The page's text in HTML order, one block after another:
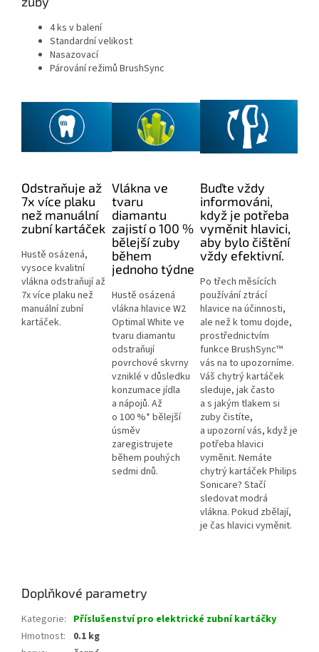
4 ks v balení
Standardní velikost
Nasazovací
Párování režimů BrushSync
Odstraňuje až
7x více plaku
než manuální
zubní kartáček
Hustě osázená,
vysoce kvalitní
vlákna odstraňují až
7x více plaku než
manuální zubní
kartáček.
Vlákna ve
tvaru
diamantu
zajistí o 100 %
bělejší zuby
během
jednoho týdne
Hustě osázená
vlákna hlavice W2
Optimal White ve
tvaru diamantu
odstraňují
povrchové skvrny
vzniklé v důsledku
konzumace jídla
a nápojů. Až
o 100 %* bělejší
úsměv
zaregistrujete
během pouhých
sedmi dnů.
Buďte vždy
informováni,
když je potřeba
vyměnit hlavici,
aby bylo čištění
vždy efektivní.
Po třech měsících
používání ztrácí
hlavice na účinnosti,
ale než k tomu dojde,
prostřednictvím
funkce BrushSync™
vás na to upozorníme.
Váš chytrý kartáček
sleduje, jak často
a s jakým tlakem si
zuby čistíte,
a upozorní vás, když je
potřeba hlavici
vyměnit. Nemáte
chytrý kartáček Philips
Sonicare? Stačí
sledovat modrá
vlákna. Pokud zbělají,
je čas hlavici vyměnit.
Doplňkové parametry
Kategorie: Příslušenství pro elektrické zubní kartáčky
Hmotnost:
0.1 kg